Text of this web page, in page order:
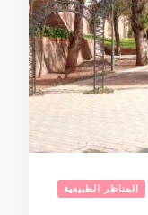
المناظر الطبيعية